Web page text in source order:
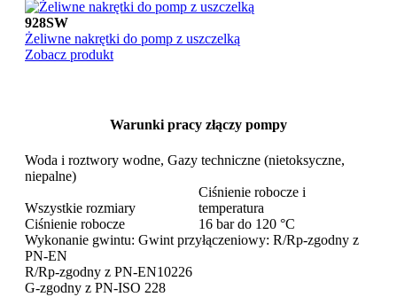
928SW
Żeliwne nakrętki do pomp z uszczelką
Zobacz produkt
Warunki pracy złączy pompy
Woda i roztwory wodne, Gazy techniczne (nietoksyczne,
niepalne)
Wszystkie rozmiary
Ciśnienie robocze i
temperatura
Ciśnienie robocze
16 bar do 120 °C
Wykonanie gwintu: Gwint przyłączeniowy: R/Rp-zgodny z
PN-EN
R/Rp-zgodny z PN-EN10226
G-zgodny z PN-ISO 228